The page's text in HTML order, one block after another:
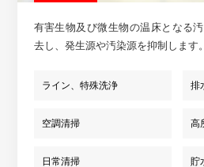
有害生物及び微生物の温床となる
去し、発生源や汚染源を抑制します。
ライン、特殊洗浄 排
空調清掃 高
日常清掃 貯